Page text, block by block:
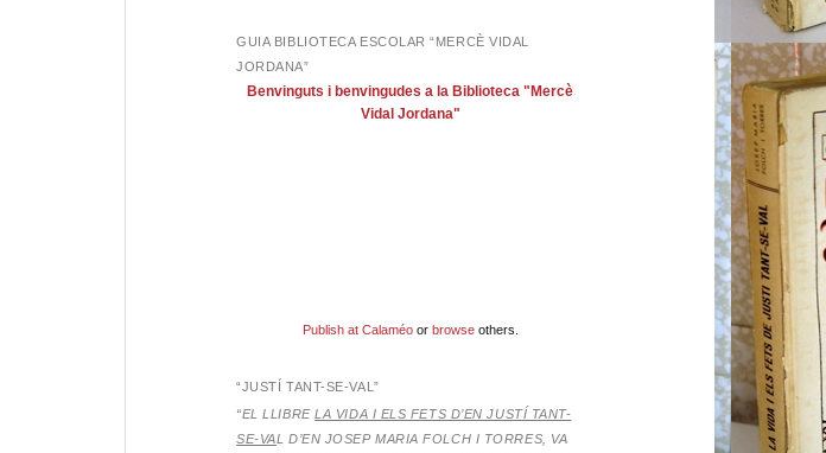
GUIA BIBLIOTECA ESCOLAR “MERCÈ VIDAL
JORDANA”
Benvinguts i benvingudes a la Biblioteca "Mercè
Vidal Jordana"
Publish at Calaméoor browseothers.
“JUSTÍ TANT-SE-VAL”
“EL LLIBRELA VIDA I ELS FETS D’EN JUSTÍ TANT-
SE-VAL D’EN JOSEP MARIA FOLCH I TORRES, VA